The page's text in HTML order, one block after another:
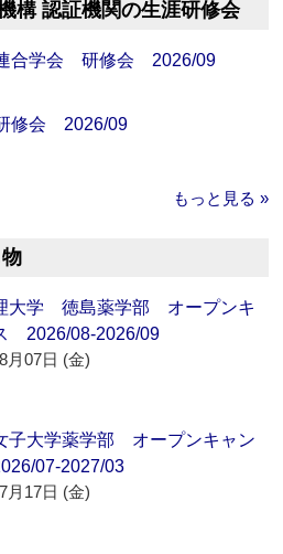
構 認証機関の生涯研修会
合学会 研修会 2026/09
修会 2026/09
もっと見る »
大学 徳島薬学部 オープンキ
2026/08-2026/09
月07日 (金)
子大学薬学部 オープンキャン
07-2027/03
月17日 (金)